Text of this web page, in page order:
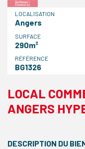
LOCALISATION
Angers
SURFACE
290m²
RÉFÉRENCE
BG1326
LOCAL
ANGERS
DESCRIPTION DU